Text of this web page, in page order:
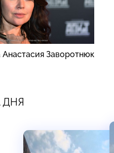
Анастасия Заворотнюк
ДНЯ